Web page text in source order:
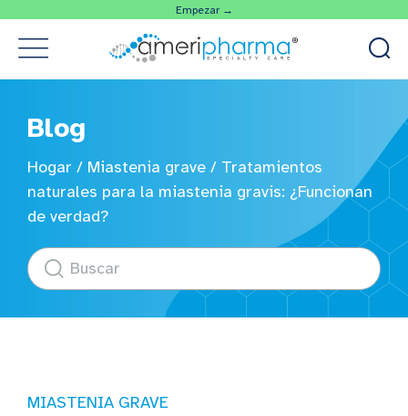
Empezar →
Blog
Hogar / Miastenia grave / Tratamientos
naturales para la miastenia gravis: ¿Funcionan
de verdad?
MIASTENIA GRAVE